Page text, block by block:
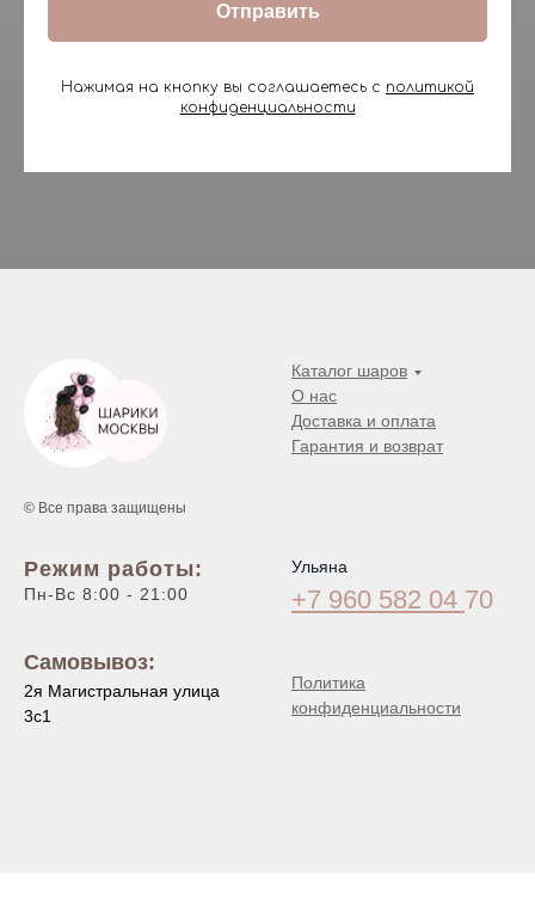
Отправить
Нажимая на кнопку вы соглашаетесь с политикой
конфиденциальности
© Все права защищены
Каталог шаров
О нас
Доставка и оплата
Гарантия и возврат
Режим работы:
Пн-Вс 8:00 - 21:00
Самовывоз:
2я Магистральная улица
3с1
Ульяна
+7 960 582 04 70
Политика
конфиденциальности